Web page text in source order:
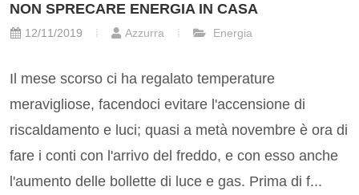
NON SPRECARE ENERGIA IN CASA
12/11/2019 Azzurra Energia
Il mese scorso ci ha regalato temperature
meravigliose, facendoci evitare l'accensione di
riscaldamento e luci; quasi a metà novembre è ora di
fare i conti con l'arrivo del freddo, e con esso anche
l'aumento delle bollette di luce e gas. Prima di f...